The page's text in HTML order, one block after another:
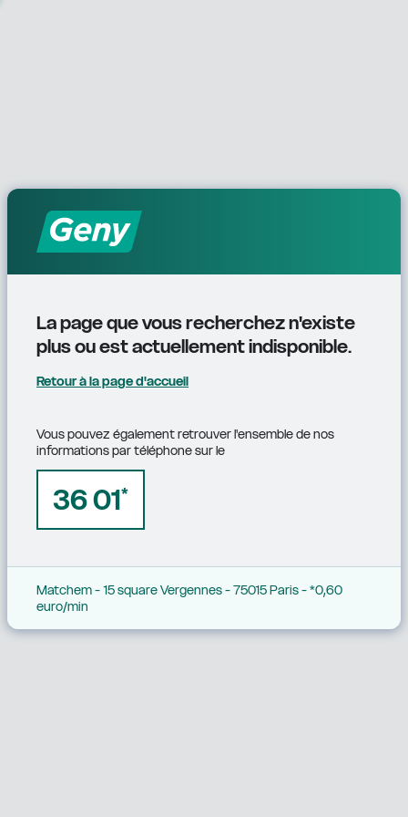
La page que vous recherchez n'existe
plus ou est actuellement indisponible.
Retour à la page d'accueil
Vous pouvez également retrouver l'ensemble de nos
informations par téléphone sur le
36 01*
Matchem - 15 square Vergennes - 75015 Paris - *0,60
euro/min